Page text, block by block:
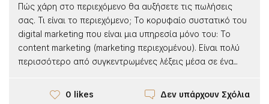
Πώς χάρη στο περιεχόμενο θα αυξήσετε τις πωλήσεις
σας. Τι είναι το περιεχόμενο; Το κορυφαίο συστατικό του
digital marketing που είναι μια υπηρεσία μόνο του: Το
content marketing (marketing περιεχομένου). Είναι πολύ
περισσότερο από συγκεντρωμένες λέξεις μέσα σε ένα...
0 likes Δεν υπάρχουν Σχόλια